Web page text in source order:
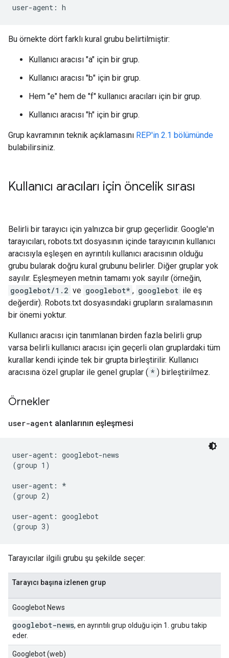
Bu örnekte dört farklı kural grubu belirtilmiştir:
Kullanıcı aracısı "a" için bir grup.
Kullanıcı aracısı "b" için bir grup.
Hem "e" hem de "f" kullanıcı aracıları için bir grup.
Kullanıcı aracısı "h" için bir grup.
Grup kavramının teknik açıklamasını REP'in 2.1 bölümünde
bulabilirsiniz.
Kullanıcı aracıları için öncelik sırası
Belirli bir tarayıcı için yalnızca bir grup geçerlidir. Google'ın
tarayıcıları, robots.txt dosyasının içinde tarayıcının kullanıcı
aracısıyla eşleşen en ayrıntılı kullanıcı aracısının olduğu
grubu bularak doğru kural grubunu belirler. Diğer gruplar yok
sayılır. Eşleşmeyen metnin tamamı yok sayılır (örneğin,
googlebot/1.2 ve googlebot* , googlebot ile eş
değerdir). Robots.txt dosyasındaki grupların sıralamasının
bir önemi yoktur.
Kullanıcı aracısı için tanımlanan birden fazla belirli grup
varsa belirli kullanıcı aracısı için geçerli olan gruplardaki tüm
kurallar kendi içinde tek bir grupta birleştirilir. Kullanıcı
aracısına özel gruplar ile genel gruplar ( * ) birleştirilmez.
Örnekler
user-agent alanlarının eşleşmesi
user-agent: googlebot-news
(group 1)
user-agent: *
(group 2)
user-agent: googlebot
Tarayıcılar ilgili grubu şu şekilde seçer:
Tarayıcı başına izlenen grup
Googlebot News
googlebot-news, en ayrıntılı grup olduğu için 1. grubu takip
eder.
Googlebot (web)